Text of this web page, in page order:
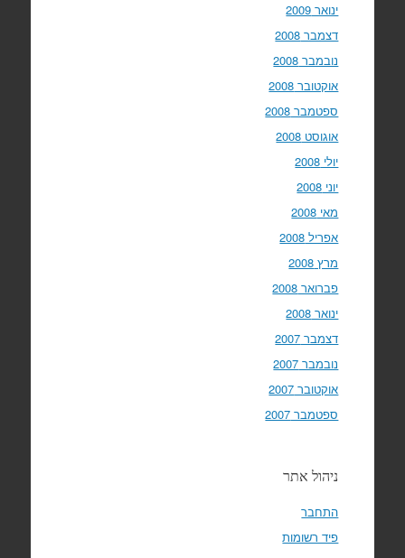
ינואר 2009
דצמבר 2008
נובמבר 2008
אוקטובר 2008
ספטמבר 2008
אוגוסט 2008
יולי 2008
יוני 2008
מאי 2008
אפריל 2008
מרץ 2008
פברואר 2008
ינואר 2008
דצמבר 2007
נובמבר 2007
אוקטובר 2007
ספטמבר 2007
ניהול אתר
התחבר
פיד רשומות